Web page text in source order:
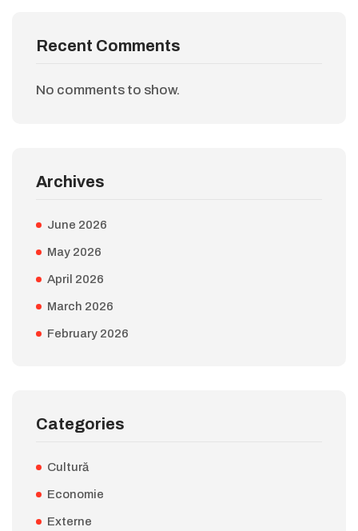
Recent Comments
No comments to show.
Archives
June 2026
May 2026
April 2026
March 2026
February 2026
Categories
Cultură
Economie
Externe